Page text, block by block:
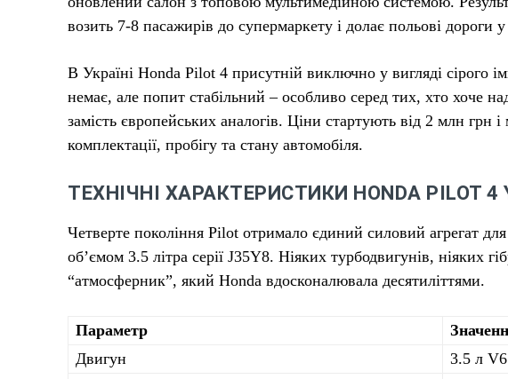
возить 7-8 пасажирів до супермаркету і долає польові дороги
В Україні Honda Pilot 4 присутній виключно у вигляді сірого
немає, але попит стабільний – особливо серед тих, хто хоче
замість європейських аналогів. Ціни стартують від 2 млн грн
комплектації, пробігу та стану автомобіля.
ТЕХНІЧНІ ХАРАКТЕРИСТИКИ HONDA PILOT 4
Четверте покоління Pilot отримало єдиний силовий агрегат
об’ємом 3.5 літра серії J35Y8. Ніяких турбодвигунів, ніяких
“атмосферник”, який Honda вдосконалювала десятиліттями.
Параметр
Двигун
3.5 л